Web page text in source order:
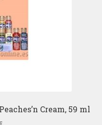
Cream, 59 ml